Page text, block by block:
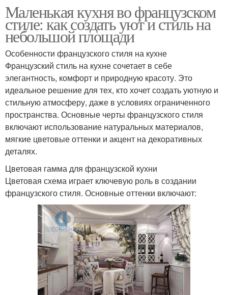
Маленькая кухня во французском
стиле: как создать уют и стиль на
небольшой площади
Особенности французского стиля на кухне
Французский стиль на кухне сочетает в себе
элегантность, комфорт и природную красоту. Это
идеальное решение для тех, кто хочет создать уютную и
стильную атмосферу, даже в условиях ограниченного
пространства. Основные черты французского стиля
включают использование натуральных материалов,
мягкие цветовые оттенки и акцент на декоративных
деталях.
Цветовая гамма для французской кухни
Цветовая схема играет ключевую роль в создании
французского стиля. Основные оттенки включают: